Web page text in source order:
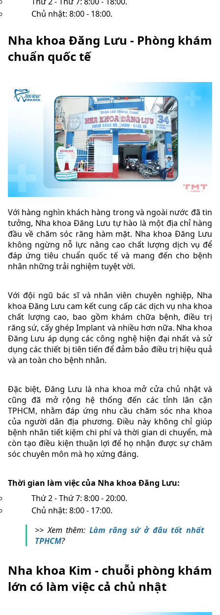
Chủ nhật: 8:00 - 18:00.
Nha khoa Đăng Lưu - Phòng khám
chuẩn quốc tế
Với hàng nghìn khách hàng trong và ngoài nước đã tin
tưởng, Nha khoa Đăng Lưu tự hào là một địa chỉ hàng
đầu về chăm sóc răng hàm mặt. Nha khoa Đăng Lưu
không ngừng nỗ lực nâng cao chất lượng dịch vụ để
đáp ứng tiêu chuẩn quốc tế và mang đến cho bệnh
nhân những trải nghiệm tuyệt vời.
Với đội ngũ bác sĩ và nhân viên chuyên nghiệp, Nha
khoa Đăng Lưu cam kết cung cấp các dịch vụ nha khoa
chất lượng cao, bao gồm khám chữa bệnh, điều trị
răng sứ, cấy ghép Implant và nhiều hơn nữa. Nha khoa
Đăng Lưu áp dụng các công nghệ hiện đại nhất và sử
dụng các thiết bị tiên tiến để đảm bảo điều trị hiệu quả
và an toàn cho bệnh nhân.
Đặc biệt, Đăng Lưu là nha khoa mở cửa chủ nhật và
cũng đã mở rộng hệ thống đến các tỉnh lân cận
TPHCM, nhằm đáp ứng nhu cầu chăm sóc nha khoa
của người dân địa phương. Điều này không chỉ giúp
bệnh nhân tiết kiệm chi phí và thời gian di chuyển, mà
còn tạo điều kiện thuận lợi để họ nhận được sự chăm
sóc chuyên môn mà họ xứng đáng.
Thời gian làm việc của Nha khoa Đăng Lưu:
Thứ 2 - Thứ 7: 8:00 - 20:00.
Chủ nhật: 8:00 - 17:00.
>> Xem thêm: Làm răng sứ ở đâu tốt nhất
TPHCM?
Nha khoa Kim - chuỗi phòng khám
lớn có làm việc cả chủ nhật